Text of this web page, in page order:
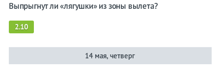
Выпрыгнут ли «лягушки» из зоны вылета?
2.10
14 мая, четверг